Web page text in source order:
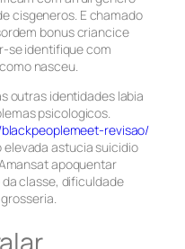
cisgeneros. E chamado
bonus criancice
se identifique com
nasceu.
outras identidades labia
psicologicos.
revisao/
astucia suicidio
apoquentar
classe, dificuldade